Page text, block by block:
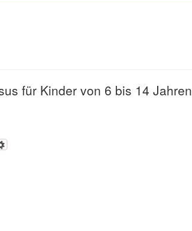
für Kinder von 6 bis 14 Jahren